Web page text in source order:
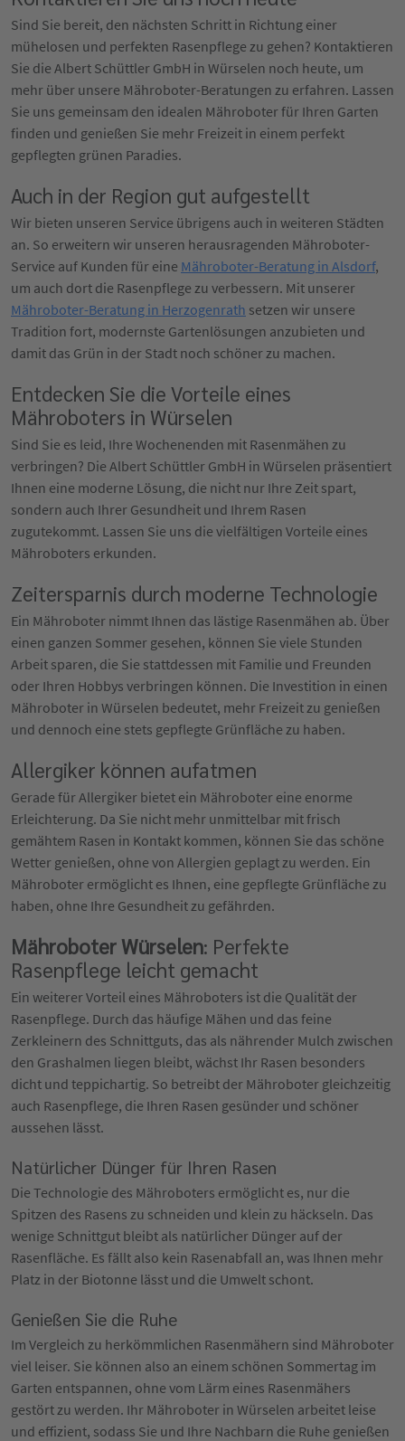
Sind Sie bereit, den nächsten Schritt in Richtung einer
mühelosen und perfekten Rasenpflege zu gehen? Kontaktieren
Sie die Albert Schüttler GmbH in Würselen noch heute, um
mehr über unsere Mähroboter-Beratungen zu erfahren. Lassen
Sie uns gemeinsam den idealen Mähroboter für Ihren Garten
finden und genießen Sie mehr Freizeit in einem perfekt
gepflegten grünen Paradies.
Auch in der Region gut aufgestellt
Wir bieten unseren Service übrigens auch in weiteren Städten
an. So erweitern wir unseren herausragenden Mähroboter-
Service auf Kunden für eine Mähroboter-Beratung in Alsdorf,
um auch dort die Rasenpflege zu verbessern. Mit unserer
Mähroboter-Beratung in Herzogenrath setzen wir unsere
Tradition fort, modernste Gartenlösungen anzubieten und
damit das Grün in der Stadt noch schöner zu machen.
Entdecken Sie die Vorteile eines
Mähroboters in Würselen
Sind Sie es leid, Ihre Wochenenden mit Rasenmähen zu
verbringen? Die Albert Schüttler GmbH in Würselen präsentiert
Ihnen eine moderne Lösung, die nicht nur Ihre Zeit spart,
sondern auch Ihrer Gesundheit und Ihrem Rasen
zugutekommt. Lassen Sie uns die vielfältigen Vorteile eines
Mähroboters erkunden.
Zeitersparnis durch moderne Technologie
Ein Mähroboter nimmt Ihnen das lästige Rasenmähen ab. Über
einen ganzen Sommer gesehen, können Sie viele Stunden
Arbeit sparen, die Sie stattdessen mit Familie und Freunden
oder Ihren Hobbys verbringen können. Die Investition in einen
Mähroboter in Würselen bedeutet, mehr Freizeit zu genießen
und dennoch eine stets gepflegte Grünfläche zu haben.
Allergiker können aufatmen
Gerade für Allergiker bietet ein Mähroboter eine enorme
Erleichterung. Da Sie nicht mehr unmittelbar mit frisch
gemähtem Rasen in Kontakt kommen, können Sie das schöne
Wetter genießen, ohne von Allergien geplagt zu werden. Ein
Mähroboter ermöglicht es Ihnen, eine gepflegte Grünfläche zu
haben, ohne Ihre Gesundheit zu gefährden.
Mähroboter Würselen: Perfekte
Rasenpflege leicht gemacht
Ein weiterer Vorteil eines Mähroboters ist die Qualität der
Rasenpflege. Durch das häufige Mähen und das feine
Zerkleinern des Schnittguts, das als nährender Mulch zwischen
den Grashalmen liegen bleibt, wächst Ihr Rasen besonders
dicht und teppichartig. So betreibt der Mähroboter gleichzeitig
auch Rasenpflege, die Ihren Rasen gesünder und schöner
aussehen lässt.
Natürlicher Dünger für Ihren Rasen
Die Technologie des Mähroboters ermöglicht es, nur die
Spitzen des Rasens zu schneiden und klein zu häckseln. Das
wenige Schnittgut bleibt als natürlicher Dünger auf der
Rasenfläche. Es fällt also kein Rasenabfall an, was Ihnen mehr
Platz in der Biotonne lässt und die Umwelt schont.
Genießen Sie die Ruhe
Im Vergleich zu herkömmlichen Rasenmähern sind Mähroboter
viel leiser. Sie können also an einem schönen Sommertag im
Garten entspannen, ohne vom Lärm eines Rasenmähers
gestört zu werden. Ihr Mähroboter in Würselen arbeitet leise
und effizient, sodass Sie und Ihre Nachbarn die Ruhe genießen